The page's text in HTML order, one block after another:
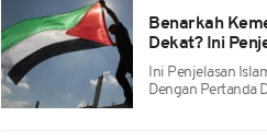
Benarkah
Dekat? Ini
Ini Penjelasan
Dengan Pertanda